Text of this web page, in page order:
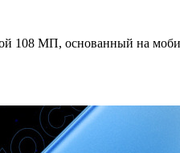
108 МП, основанный на